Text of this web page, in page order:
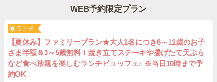
WEB予約限定プラン
【夏休み】ファミリープラン★大人1名につき6～11歳のお子
さま半額＆3～5歳無料！焼き立てステーキや揚げたて天ぷら
など食べ放題を楽しむランチビュッフェ♪ ※当日10時まで予
約OK